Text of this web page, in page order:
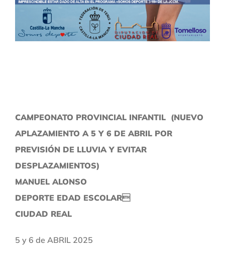
CAMPEONATO PROVINCIAL INFANTIL (NUEVO
APLAZAMIENTO A 5 Y 6 DE ABRIL POR
PREVISIÓN DE LLUVIA Y EVITAR
DESPLAZAMIENTOS)
MANUEL ALONSO
DEPORTE EDAD ESCOLAR
CIUDAD REAL
5 y 6 de ABRIL 2025